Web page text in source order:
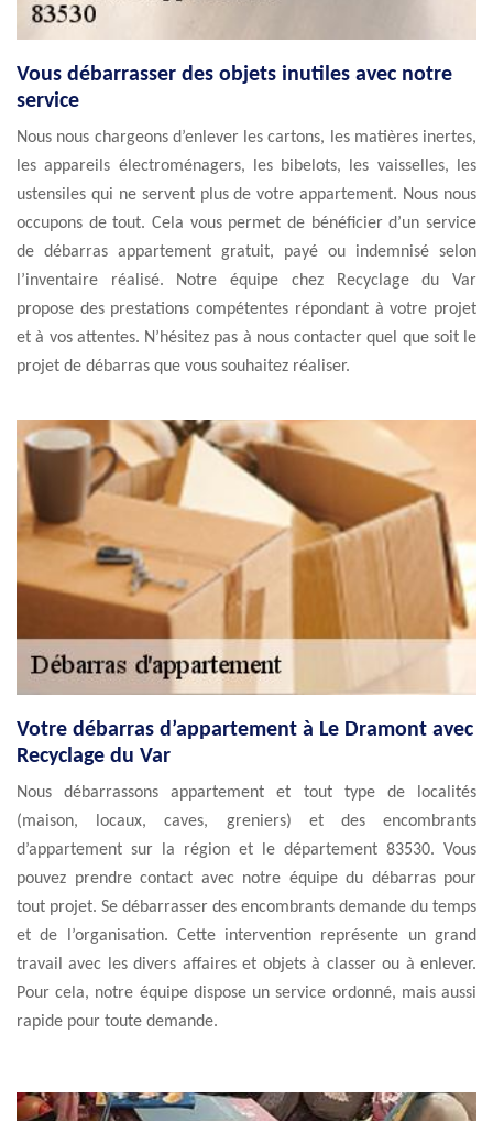
Vous débarrasser des objets inutiles avec notre
service
Nous nous chargeons d’enlever les cartons, les matières inertes,
les appareils électroménagers, les bibelots, les vaisselles, les
ustensiles qui ne servent plus de votre appartement. Nous nous
occupons de tout. Cela vous permet de bénéficier d’un service
de débarras appartement gratuit, payé ou indemnisé selon
l’inventaire réalisé. Notre équipe chez Recyclage du Var
propose des prestations compétentes répondant à votre projet
et à vos attentes. N’hésitez pas à nous contacter quel que soit le
projet de débarras que vous souhaitez réaliser.
Votre débarras d’appartement à Le Dramont avec
Recyclage du Var
Nous débarrassons appartement et tout type de localités
(maison, locaux, caves, greniers) et des encombrants
d’appartement sur la région et le département 83530. Vous
pouvez prendre contact avec notre équipe du débarras pour
tout projet. Se débarrasser des encombrants demande du temps
et de l’organisation. Cette intervention représente un grand
travail avec les divers affaires et objets à classer ou à enlever.
Pour cela, notre équipe dispose un service ordonné, mais aussi
rapide pour toute demande.